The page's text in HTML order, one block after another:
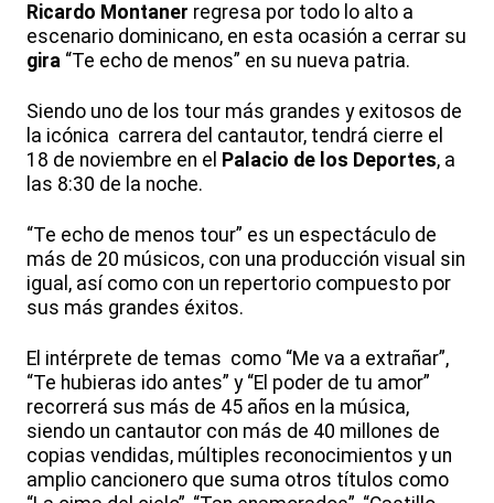
Ricardo Montaner regresa por todo lo alto a
escenario dominicano, en esta ocasión a cerrar su
gira “Te echo de menos” en su nueva patria.
Siendo uno de los tour más grandes y exitosos de
la icónica carrera del cantautor, tendrá cierre el
18 de noviembre en el Palacio de los Deportes, a
las 8:30 de la noche.
“Te echo de menos tour” es un espectáculo de
más de 20 músicos, con una producción visual sin
igual, así como con un repertorio compuesto por
sus más grandes éxitos.
El intérprete de temas como “Me va a extrañar”,
“Te hubieras ido antes” y “El poder de tu amor”
recorrerá sus más de 45 años en la música,
siendo un cantautor con más de 40 millones de
copias vendidas, múltiples reconocimientos y un
amplio cancionero que suma otros títulos como